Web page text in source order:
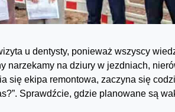
u dentysty, ponieważ wszyscy
narzekamy na dziury w jezdniach,
się ekipa remontowa, zaczyna się
Sprawdźcie, gdzie planowane są